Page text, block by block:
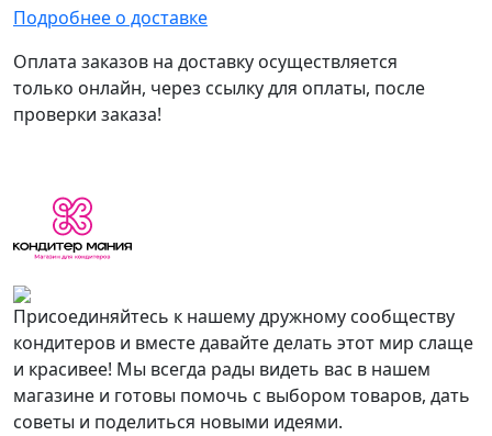
Подробнее о доставке
Оплата заказов на доставку осуществляется
только онлайн, через ссылку для оплаты, после
проверки заказа!
Присоединяйтесь к нашему дружному сообществу
кондитеров и вместе давайте делать этот мир слаще
и красивее! Мы всегда рады видеть вас в нашем
магазине и готовы помочь с выбором товаров, дать
советы и поделиться новыми идеями.